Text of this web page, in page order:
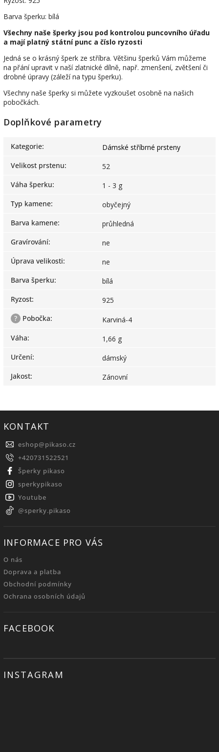
Barva šperku: bílá
Všechny naše šperky jsou pod kontrolou puncovního úřadu
a mají platný státní punc a číslo ryzosti
Jedná se o krásný šperk ze stříbra. Většinu šperků Vám můžeme
na přání upravit v naší zlatnické dílně, např. zmenšení, zvětšení či
drobné úpravy (záleží na typu šperku).
Všechny naše šperky si můžete vyzkoušet osobně na našich
pobočkách.
Doplňkové parametry
Kategorie:
Dámské stříbrné prsteny
Velikost prstenu:
52
Váha šperku:
1 - 3 g
Typ kamene:
obyčejný
Barva kamene:
průhledná
Gravírování:
ne
Úprava velikosti:
ne
Barva šperku:
bílá
Ryzost:
925
?
Pobočka:
Karviná-4
Váha:
1,66 g
Určení:
dámský
Jakost: Zánovní
KONTAKT
eshop@pikaso.cz
+420731522521
Šperky pikaso
sperkypikaso
Youtube
@sperky.pikaso
INFORMACE PRO VÁS
O nás
Doprava a platba
Obchodní podmínky
Ochrana osobních údajů
FACEBOOK
INSTAGRAM